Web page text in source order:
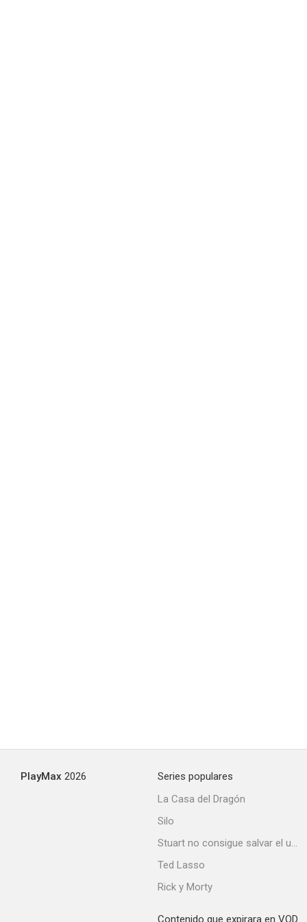
PlayMax 2026
Series populares
La Casa del Dragón
Silo
Stuart no consigue salvar el universo
Ted Lasso
Rick y Morty
Contenido que expirara en VOD